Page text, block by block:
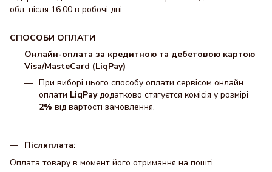
обл. після 16:00 в робочі дні
СПОСОБИ ОПЛАТИ
Онлайн-оплата за кредитною та дебетовою картою
Visa/MasteCard (LiqPay)
При виборі цього способу оплати сервісом онлайн
оплати LiqPayдодатково стягуєтся комісія у розмірі
2% від вартості замовлення.
Післяплата:
Оплата товару в момент його отримання на пошті